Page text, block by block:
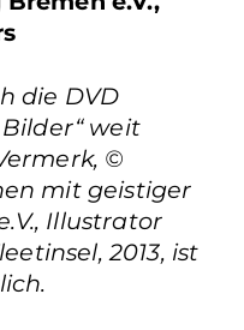
die DVD
weit
©
mit geistiger
Illustrator
2013, ist